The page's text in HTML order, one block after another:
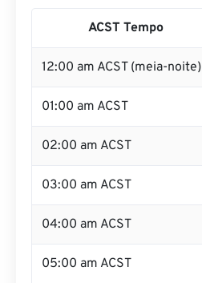
ACST Tempo
12:00 am ACST (meia-noite)
01:00 am ACST
02:00 am ACST
03:00 am ACST
04:00 am ACST
05:00 am ACST